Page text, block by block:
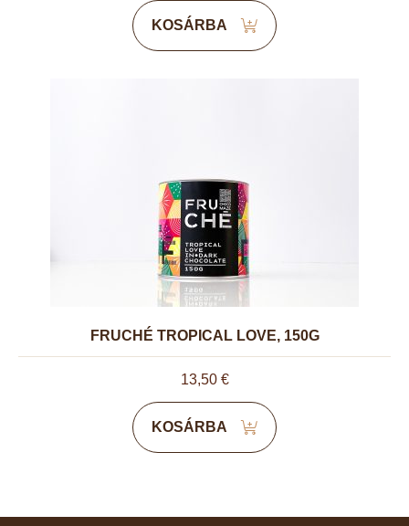
KOSÁRBA
FRUCHÉ TROPICAL LOVE, 150G
13,50 €
KOSÁRBA